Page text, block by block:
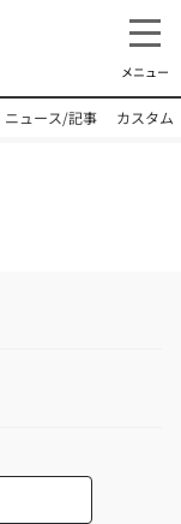
メニュー
ニュース/記事 カスタム